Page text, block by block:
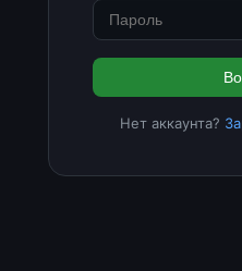
Нет аккаунта?